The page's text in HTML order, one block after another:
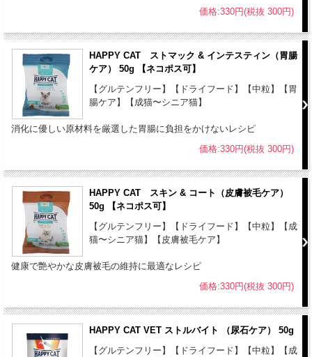
価格:330円(税抜 300円)
HAPPY CAT ストマック & インテスティン（胃腸
ケア） 50g 【ネコポス可】
【グルテンフリー】【ドライフード】【中粒】【胃
腸ケア】【成猫〜シニア猫】
消化に優しい原材料を厳選した胃腸に負担をかけないレシピ
価格:330円(税抜 300円)
HAPPY CAT スキン & コート（皮膚被毛ケア）
50g 【ネコポス可】
【グルテンフリー】【ドライフード】【中粒】【成
猫〜シニア猫】【皮膚被毛ケア】
健康で艶やかな皮膚被毛の維持に最適なレシピ
価格:330円(税抜 300円)
HAPPY CAT VET ストルバイト （尿石ケア） 50g
【グルテンフリー】【ドライフード】【中粒】【成